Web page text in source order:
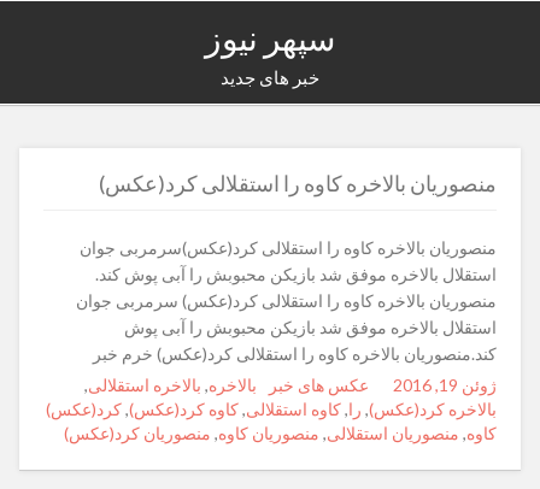
سپهر نیوز
خبر های جدید
منصوریان بالاخره کاوه را استقلالی کرد(عکس)
منصوریان بالاخره کاوه را استقلالی کرد(عکس)سرمربی جوان
استقلال بالاخره موفق شد بازیکن محبوبش را آبی پوش کند.
منصوریان بالاخره کاوه را استقلالی کرد(عکس) سرمربی جوان
استقلال بالاخره موفق شد بازیکن محبوبش را آبی پوش
کند.منصوریان بالاخره کاوه را استقلالی کرد(عکس) خرم خبر
Posted
on
ژوئن 19, 2016 Author
Categories
عکس های خبر Tags
بالاخره, بالاخره استقلالی,
بالاخره کرد(عکس), را,کاوه استقلالی,کاوه کرد(عکس),کرد(عکس)
کاوه, منصوریان استقلالی, منصوریان کاوه, منصوریان کرد(عکس)